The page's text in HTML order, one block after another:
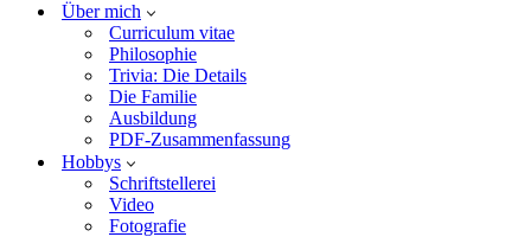
Über mich
Curriculum vitae
Philosophie
Trivia: Die Details
Die Familie
Ausbildung
PDF-Zusammenfassung
Hobbys
Schriftstellerei
Video
Fotografie